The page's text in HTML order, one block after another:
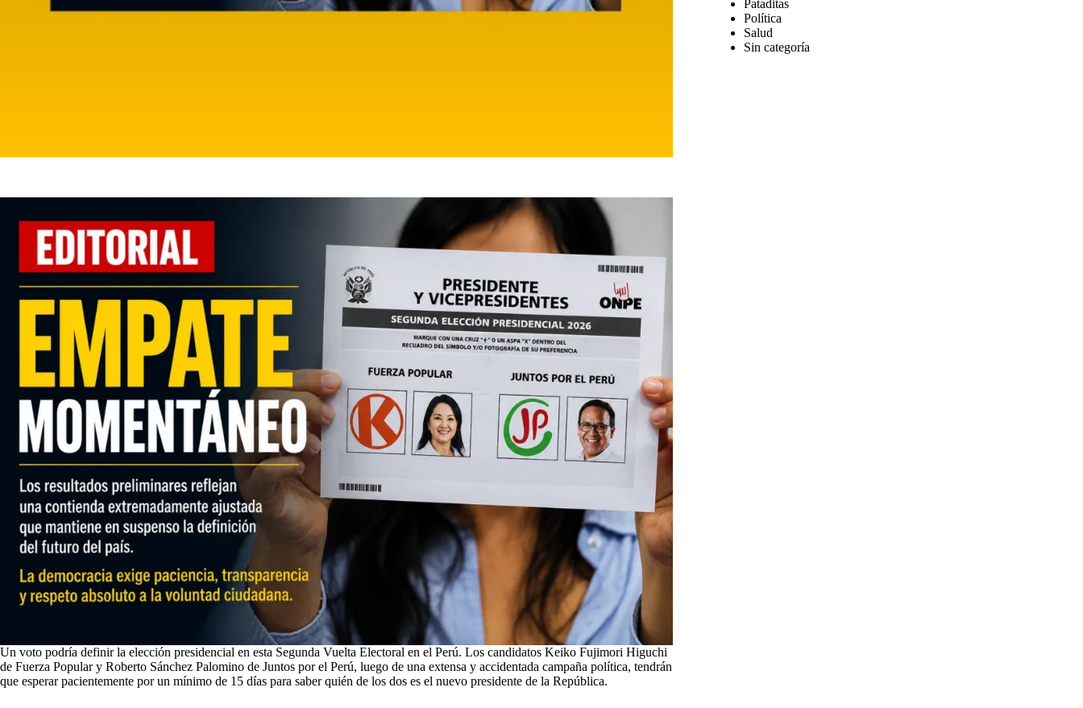
Un voto podría definir la elección presidencial en esta Segunda Vuelta Electoral en el Perú. Los candidatos Keiko Fujimori Higuchi
de Fuerza Popular y Roberto Sánchez Palomino de Juntos por el Perú, luego de una extensa y accidentada campaña política, tendrán
que esperar pacientemente por un mínimo de 15 días para saber quién de los dos es el nuevo presidente de la República.
Pataditas
Política
Salud
Sin categoría